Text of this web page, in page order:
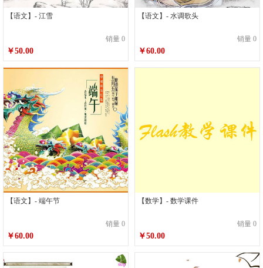
【语文】- 江雪
销量 0
￥50.00
【语文】- 水调歌头
销量 0
￥60.00
【语文】- 端午节
销量 0
￥60.00
【数学】- 数学课件
销量 0
￥50.00